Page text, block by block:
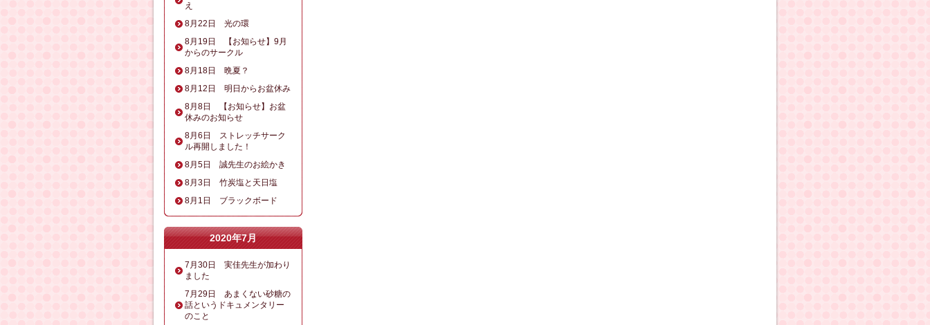
え
8月22日 光の環
8月19日 【お知らせ】9月
からのサークル
8月18日 晩夏？
8月12日 明日からお盆休み
8月8日 【お知らせ】お盆
休みのお知らせ
8月6日 ストレッチサーク
ル再開しました！
8月5日 誠先生のお絵かき
8月3日 竹炭塩と天日塩
8月1日 ブラックボード
2020年7月
7月30日 実佳先生が加わり
ました
7月29日 あまくない砂糖の
話というドキュメンタリー
のこと